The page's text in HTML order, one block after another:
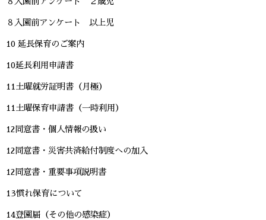
８入園前アンケート 以上児
10 延長保育のご案内
10延長利用申請書
11土曜就労証明書（月極）
11土曜保育申請書（一時利用）
12同意書・個人情報の扱い
12同意書・災害共済給付制度への加入
12同意書・重要事項説明書
13慣れ保育について
14登園届（その他の感染症）